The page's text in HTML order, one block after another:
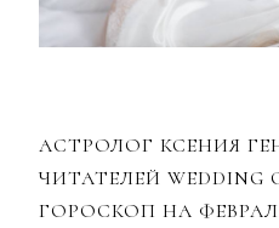
АСТРОЛОГ КСЕНИЯ
ЧИТАТЕЛЕЙ
ГОРОСКОП НА